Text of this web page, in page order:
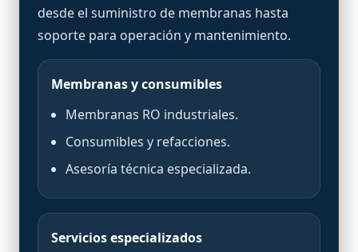
desde el suministro de membranas hasta
soporte para operación y mantenimiento.
Membranas y consumibles
Membranas RO industriales.
Consumibles y refacciones.
Asesoría técnica especializada.
Servicios especializados